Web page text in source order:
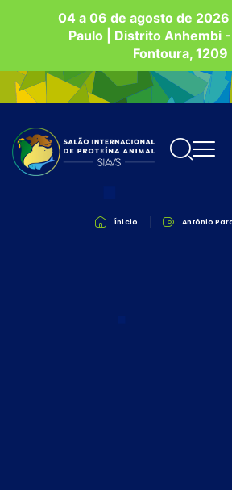
04 a 06 de agosto de 2026
Paulo | Distrito Anhembi -
Fontoura, 1209
Ínicio Antônio